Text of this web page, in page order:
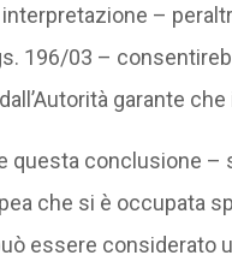
interpretazione –
196/03 –
garante
questa conclusione –
che si è occupata
essere considerato